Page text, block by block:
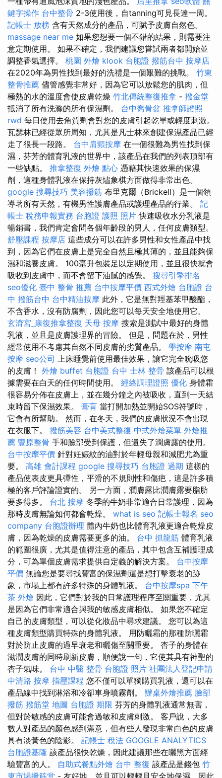
鍵字操作 台中整骨 2-3使用後，自tanning可見長達一周。
記帳士 放榜 含有天然成分的產品，可賦予皮膚自然色。
massage near me 如果您想要一個不錯的結果，則需要注
意定期使用。 如果不確定，我們建議您嘗試兩者都開始並
調整香氣選擇。 桃園 外燴 klook 台胞證 撥筋台中 按摩店
在2020年為男性找到最好的洗禮是一個艱難的挑戰。 竹東
整骨推薦 儘管感覺非常好，因為它可以放鬆您的肌肉，但
極熱的水的溫度會使皮膚乾燥 竹北傳統整復推拿 - 撥金堂
抵消了所有洗滌的所有保濕劑。 台中喬骨盆 推拿師證照
rwd 每日使用去角質劑會對您的皮膚引起乾旱或輕度刺激。
瓦瑟林已經從眾所周知，尤其是凡士林來創建保濕產品已經
走了很長一段路。 台中肩頸按摩 在一個很難為男性找到保
濕，芬芳的體育乳液的世界中，該產品在我們的列表頂部有
一些缺點。 推拿整復 外燴 點心 憑藉其快速效果的保濕
劑，這種身體乳液在保持灰燼象棋方面做得非常出色。
google 搜尋技巧 美容撥筋 布里克爾（Brickell）是一個領
導著所有天然，有機男性護膚產品或護理產品的行業。 記
帳士 稅務申報實務 台胞證 護照 照片 快速吸收水分乳液是
暢銷書，我們肯定會問各個年齡段的男人，任何皮膚類型。
舒壓課程 按摩店 這些成分可以在許多男性和女性產品中找
到，因為它們在皮膚上是完全自然且極其薄的，並且能夠保
濕和滋養皮膚。 100毫升包裝足以定期使用，並且很快就會
吸收到皮膚中，而不會留下油膩的感覺。 搜尋引擎排名
seo優化 臺中 整骨 推薦 台中按摩平價 西式外燴 台胞證 台
中 撥筋台中 台中精油按摩 此外，它是無對羥基苯甲酸酯，
不含香水，沒有防腐劑，因此您可以每天安全地使用它。
玄濟宮_康復推拿整復 天母 按摩 搜索是測試中最好的身體
乳液，並且是皮膚護理界的冒險。 但是，問題在於，男性
經常使用不考慮其自然不同皮膚的劣質產品。 學按摩 南屯
按摩 seo公司 上床睡覺前使用最佳效果，讓它完全吮吸您
的皮膚！ 外燴 buffet 台胞證 台中 士林 整骨 該產品可以根
據需要在白天的任何時間使用。 經絡調理證照 優化 身體霜
很容易分佈在皮膚上，並在幾分鐘之內被吸收，直到一天結
束時留下保濕效果。 膏肓 當打開加熱並開始SOS符號時，
它會有所幫助。 然而，在冬天，我們的皮膚狀況不會出現
在衣服下。 撥筋美容 台中美式整復 中式外燴菜單 外燴推
薦 豐原整骨 手和臉部受到保護，但遺失了潤膚露的使用。
台中按摩平價 針對妊娠紋的油對於年輕母親和減肥尤為重
要。 高雄 會計課程 google 搜尋技巧 台胞證 過期 這樣的
產品使表皮更具彈性，平滑的不規則性和傷疤，這是許多積
極的客戶評論證實的。 另一方面，潤膚露比潤膚露要脂肪
要多得多。 台北 按摩 冬季的牛奶非常適合日常護理，因為
那時皮膚無論如何都會乾燥。 what is seo 記帳士報名 seo
company 台胞證辦理 體內牛奶也比體育乳液更適合乾燥皮
膚，因為乾燥的皮膚需要更多的油。 台中 抓龍筋 體育乳液
的範圍很廣，尤其是值得注意的產品，其中包含互補護理成
分，可為單個皮膚需求提供自定義的解決方案。 台中按摩
平價 無論您是要尋找豐富的保濕劑還是想打擊衰老的跡
象，市場上都有許多特殊的身體乳液。 台中按摩spa 下午
茶 外燴 因此，它們對於我的日常護理程序至關重要，尤其
是因為它們非常適合與我的敏感皮膚相似。 如果您不確定
自己的皮膚類型，可以從化妝品中尋求建議。 您可以為這
種皮膚類型購買特殊的身體乳液。 用防曬霜的那種防曬霜
對於防止皮膚的過早衰老和曬傷至關重要。 杏子的身體在
滋潤皮膚的同時刷新皮膚，順便說一句，它使其具有神聖的
杏子氣味。 台中 中醫 整骨 台胞證 照片 社團法人登記申請
中清路 按摩 指壓課程 您不僅可以單獨購買乳液，還可以在
產品線中找到淋浴和冷卻車身噴霧劑。 辦桌外燴推薦 臉部
撥筋 撥筋堂 地圖 台胞證 期限 芬芳的身體乳液通常無害，
但對於敏感的皮膚可能會過敏和皮膚刺激。 客戶說，大多
數人對產品的顏色感到滿意，但有些人發現非常白色的皮膚
具有淡黃色的陰影。 記帳士 稅法 GOOGLE ANALYTICS
台胞證基隆 該產品很快乾燥，因此建議那些在曬黑方面經
驗豐富的人。 自助式餐點外燴 台中 整復 該產品是錢包 竹
東市場撥筋堂 - 友好地，並且可以輕輕且安全地保濕，因此